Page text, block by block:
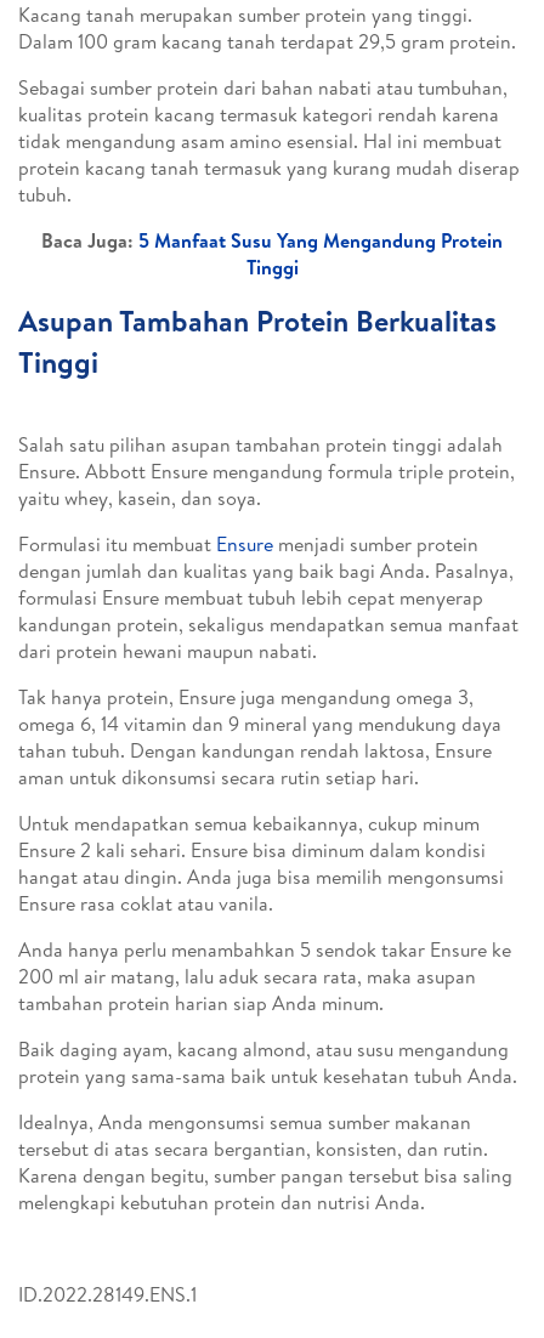
Kacang tanah merupakan sumber protein yang tinggi.
Dalam 100 gram kacang tanah terdapat 29,5 gram protein.
Sebagai sumber protein dari bahan nabati atau tumbuhan,
kualitas protein kacang termasuk kategori rendah karena
tidak mengandung asam amino esensial. Hal ini membuat
protein kacang tanah termasuk yang kurang mudah diserap
tubuh.
Baca Juga: 5 Manfaat Susu Yang Mengandung Protein
Tinggi
Asupan Tambahan Protein Berkualitas
Tinggi
Salah satu pilihan asupan tambahan protein tinggi adalah
Ensure. Abbott Ensure mengandung formula triple protein,
yaitu whey, kasein, dan soya.
Formulasi itu membuat Ensure menjadi sumber protein
dengan jumlah dan kualitas yang baik bagi Anda. Pasalnya,
formulasi Ensure membuat tubuh lebih cepat menyerap
kandungan protein, sekaligus mendapatkan semua manfaat
dari protein hewani maupun nabati.
Tak hanya protein, Ensure juga mengandung omega 3,
omega 6, 14 vitamin dan 9 mineral yang mendukung daya
tahan tubuh. Dengan kandungan rendah laktosa, Ensure
aman untuk dikonsumsi secara rutin setiap hari.
Untuk mendapatkan semua kebaikannya, cukup minum
Ensure 2 kali sehari. Ensure bisa diminum dalam kondisi
hangat atau dingin. Anda juga bisa memilih mengonsumsi
Ensure rasa coklat atau vanila.
Anda hanya perlu menambahkan 5 sendok takar Ensure ke
200 ml air matang, lalu aduk secara rata, maka asupan
tambahan protein harian siap Anda minum.
Baik daging ayam, kacang almond, atau susu mengandung
protein yang sama-sama baik untuk kesehatan tubuh Anda.
Idealnya, Anda mengonsumsi semua sumber makanan
tersebut di atas secara bergantian, konsisten, dan rutin.
Karena dengan begitu, sumber pangan tersebut bisa saling
melengkapi kebutuhan protein dan nutrisi Anda.
ID.2022.28149.ENS.1